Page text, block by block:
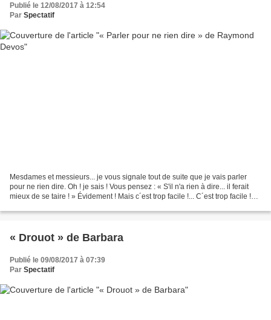
Publié le 12/08/2017 à 12:54
Par Spectatif
Mesdames et messieurs... je vous signale tout de suite que je vais parler
pour ne rien dire. Oh ! je sais ! Vous pensez : « S'il n'a rien à dire... il ferait
mieux de se taire ! » Évidement ! Mais c´est trop facile !... C´est trop facile !
« Drouot » de Barbara
Publié le 09/08/2017 à 07:39
Par Spectatif